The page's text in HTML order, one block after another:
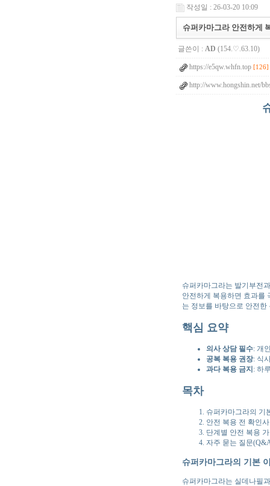
작성일 : 26-03-20 10:09
슈퍼카마그라 안전하게
글쓴이 : AD (154.♡.63.10)
https://e5qw.whfn.top [126]
http://www.hongshin.net/
슈퍼카마그라는 발기부전
안전하게 복용하면 효과를
는 정보를 바탕으로 안전
핵심 요약
의사 상담 필수: 개
공복 복용 권장: 식
과다 복용 금지: 하
목차
슈퍼카마그라의 기
안전 복용 전 확인
단계별 안전 복용
자주 묻는 질문
슈퍼카마그라의 기본
슈퍼카마그라는 실데나필